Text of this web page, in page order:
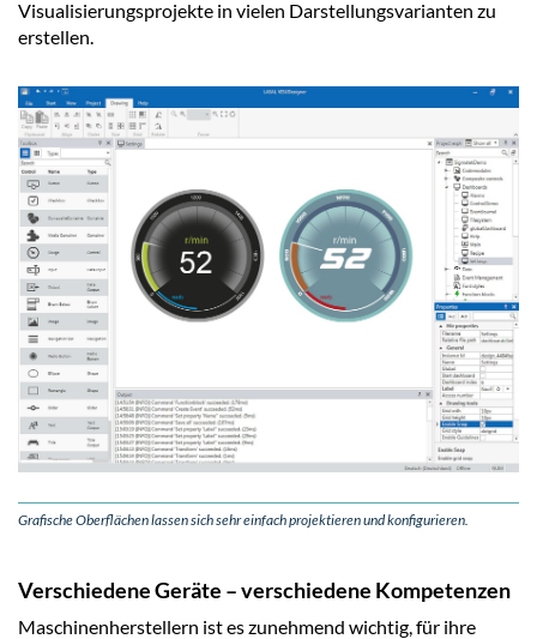
Visualisierungsprojekte in vielen Darstellungsvarianten zu
erstellen.
Grafische Oberflächen lassen sich sehr einfach projektieren und konfigurieren.
Verschiedene Geräte – verschiedene Kompetenzen
Maschinenherstellern ist es zunehmend wichtig, für ihre